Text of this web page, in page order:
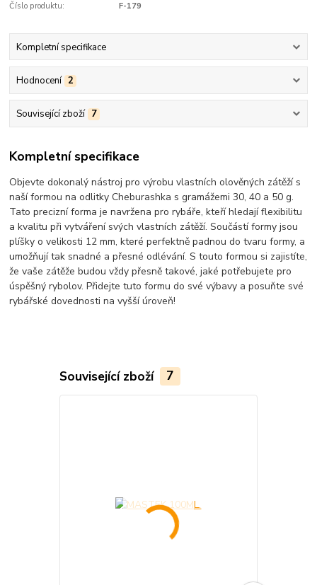
Číslo produktu: F-179
Kompletní specifikace
Hodnocení 2
Související zboží 7
Kompletní specifikace
Objevte dokonalý nástroj pro výrobu vlastních olověných zátěží s
naší formou na odlitky Cheburashka s gramážemi 30, 40 a 50 g.
Tato precizní forma je navržena pro rybáře, kteří hledají flexibilitu
a kvalitu při vytváření svých vlastních zátěží. Součástí formy jsou
plíšky o velikosti 12 mm, které perfektně padnou do tvaru formy, a
umožňují tak snadné a přesné odlévání. S touto formou si zajistíte,
že vaše zátěže budou vždy přesně takové, jaké potřebujete pro
úspěšný rybolov. Přidejte tuto formu do své výbavy a posuňte své
rybářské dovednosti na vyšší úroveň!
Související zboží 7